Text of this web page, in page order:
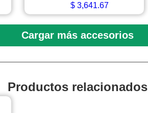
$3,641.67
Cargar más accesorios
Productos relacionados